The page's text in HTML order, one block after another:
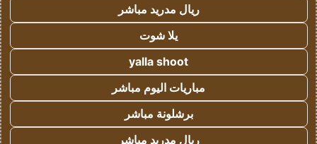
ريال مدريد مباشر
يلا شوت
yalla shoot
مباريات اليوم مباشر
برشلونة مباشر
ريال مدريد مباشر